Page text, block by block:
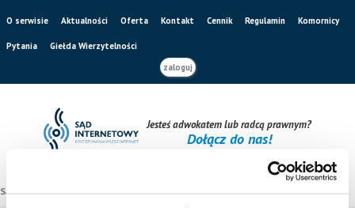
O serwisie Aktualności Oferta Kontakt Cennik Regulamin Komornicy
Pytania
Giełda Wierzytelności
zaloguj
Jesteś adwokatem lub radcą prawnym?
Dołącz do nas!
Sąd internetowy